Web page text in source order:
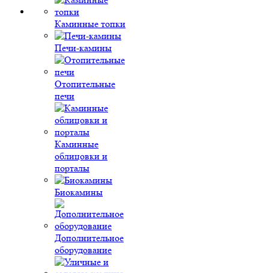
Каминные топки
Печи-камины
Отопительные
печи
Каминные
облицовки и
порталы
Биокамины
Дополнительное
оборудование